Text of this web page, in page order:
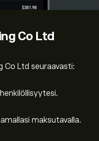
Co Ltd
Co Ltd seuraavasti:
maksutavalla.